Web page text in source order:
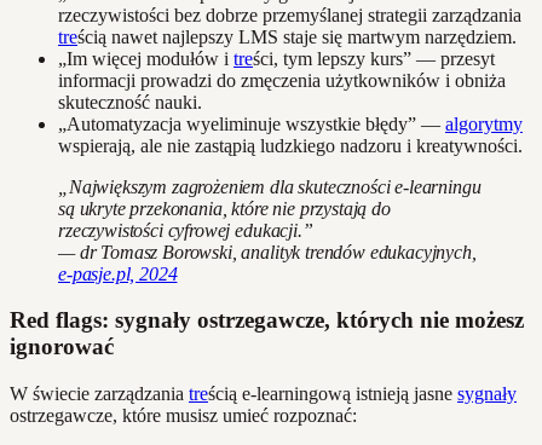
rzeczywistości bez dobrze przemyślanej strategii zarządzania
treścią nawet najlepszy LMS staje się martwym narzędziem.
„Im więcej modułów i treści, tym lepszy kurs” — przesyt
informacji prowadzi do zmęczenia użytkowników i obniża
skuteczność nauki.
„Automatyzacja wyeliminuje wszystkie błędy” — algorytmy
wspierają, ale nie zastąpią ludzkiego nadzoru i kreatywności.
„Największym zagrożeniem dla skuteczności e-learningu
są ukryte przekonania, które nie przystają do
rzeczywistości cyfrowej edukacji.”
— dr Tomasz Borowski, analityk trendów edukacyjnych,
e-pasje.pl, 2024
Red flags: sygnały ostrzegawcze, których nie możesz
ignorować
W świecie zarządzania treścią e-learningową istnieją jasne sygnały
ostrzegawcze, które musisz umieć rozpoznać: